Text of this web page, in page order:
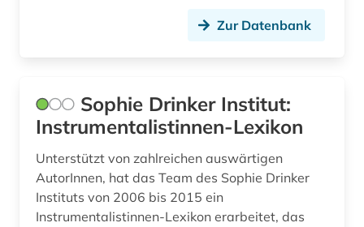
Zur Datenbank
Sophie Drinker Institut:
Instrumentalistinnen-Lexikon
Unterstützt von zahlreichen auswärtigen
AutorInnen, hat das Team des Sophie Drinker
Instituts von 2006 bis 2015 ein
Instrumentalistinnen-Lexikon erarbeitet, das